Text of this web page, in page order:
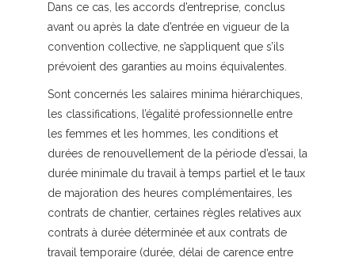
Dans ce cas, les accords d’entreprise, conclus
avant ou après la date d’entrée en vigueur de la
convention collective, ne s’appliquent que s’ils
prévoient des garanties au moins équivalentes.
Sont concernés les salaires minima hiérarchiques,
les classifications, l’égalité professionnelle entre
les femmes et les hommes, les conditions et
durées de renouvellement de la période d’essai, la
durée minimale du travail à temps partiel et le taux
de majoration des heures complémentaires, les
contrats de chantier, certaines règles relatives aux
contrats à durée déterminée et aux contrats de
travail temporaire (durée, délai de carence entre